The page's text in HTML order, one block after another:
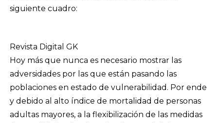
siguiente cuadro:
Revista Digital GK
Hoy más que nunca es necesario mostrar las
adversidades por las que están pasando las
poblaciones en estado de vulnerabilidad. Por ende
y debido al alto índice de mortalidad de personas
adultas mayores, a la flexibilización de las medidas